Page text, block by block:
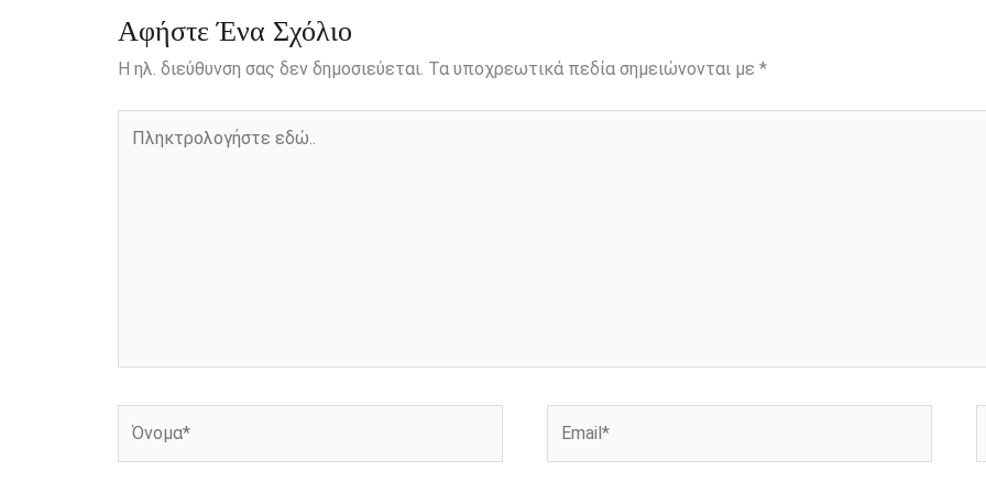
Αφήστε Ένα Σχόλιο
Η ηλ. διεύθυνση σας δεν δημοσιεύεται. Τα υποχρεωτικά πεδία σημειώνονται με *
εδώ..